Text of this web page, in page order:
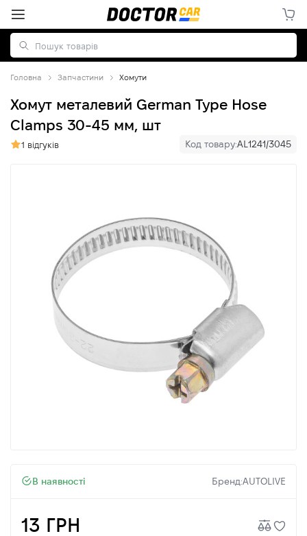
Головна Запчастини Хомути
Хомут металевий German Type Hose
Clamps 30-45 мм, шт
1 відгуків Код товару:AL1241/3045
В наявності Бренд:AUTOLIVE
13 ГРН